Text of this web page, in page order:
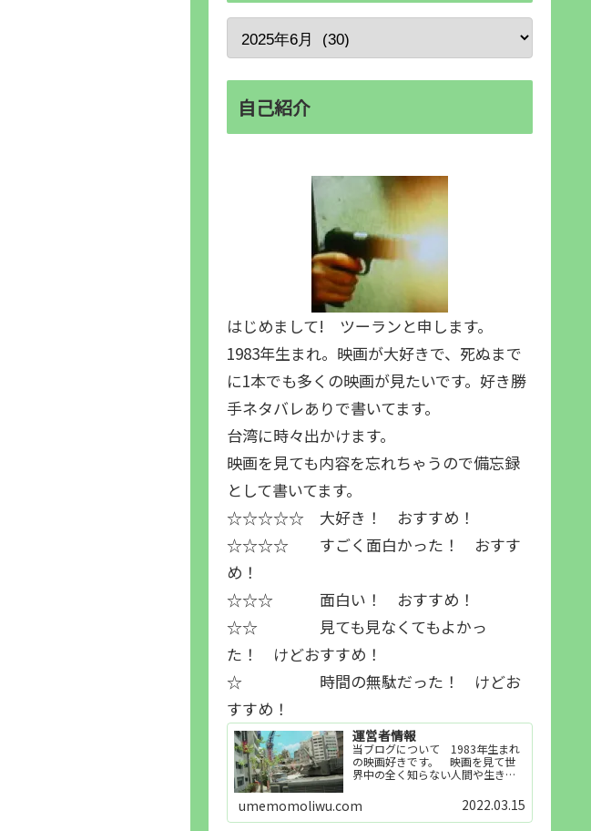
自己紹介
はじめまして! ツーランと申します。
1983年生まれ。映画が大好きで、死ぬまで
に1本でも多くの映画が見たいです。好き勝
手ネタバレありで書いてます。
台湾に時々出かけます。
映画を見ても内容を忘れちゃうので備忘録
として書いてます。
☆☆☆☆☆ 大好き！ おすすめ！
☆☆☆☆ すごく面白かった！ おすす
め！
☆☆☆ 面白い！ おすすめ！
☆☆ 見ても見なくてもよかっ
た！ けどおすすめ！
☆ 時間の無駄だった！ けどお
すすめ！
運営者情報
当ブログについて 1983年生まれ
の映画好きです。 映画を見て世
界中の全く知らない人間や生き物
世界知らない世界に触れることが
好きで映画を見てます。「映画を
見られれば幸福度を高い」とわか
umemomoliwu.com 2022.03.15